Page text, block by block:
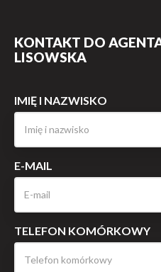
KONTAKT DO
LISOWSKA
IMIĘ I NAZWISKO
E-MAIL
TELEFON KOMÓRKOWY